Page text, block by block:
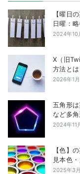
【曜日
日曜：
2024年10
X（旧
方法とは
2026年1月
五角形
など多
2024年11
【色】
見本色
2025年3